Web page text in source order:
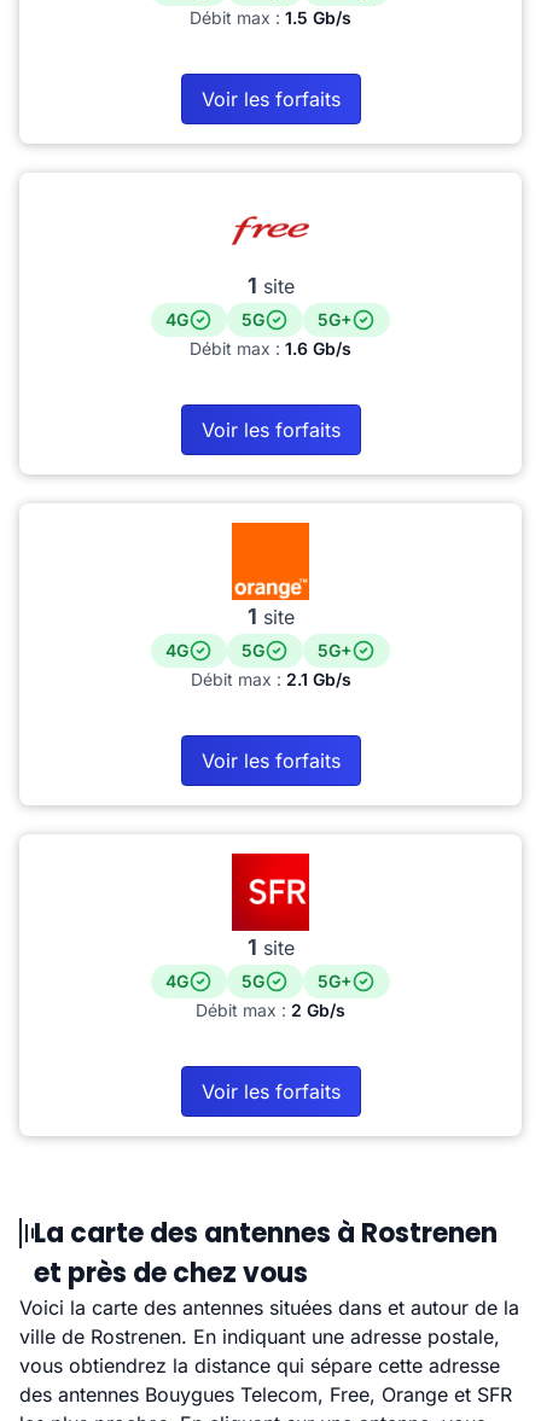
Débit max : 1.5 Gb/s
Voir les forfaits
1 site
4G 5G
5G+
Débit max : 1.6 Gb/s
Voir les forfaits
1 site
4G 5G
5G+
Débit max : 2.1 Gb/s
Voir les forfaits
1 site
4G 5G
5G+
Débit max : 2 Gb/s
Voir les forfaits
La carte des antennes à Rostrenen
et près de chez vous
Voici la carte des antennes situées dans et autour de la
ville de Rostrenen. En indiquant une adresse postale,
vous obtiendrez la distance qui sépare cette adresse
des antennes Bouygues Telecom, Free, Orange et SFR